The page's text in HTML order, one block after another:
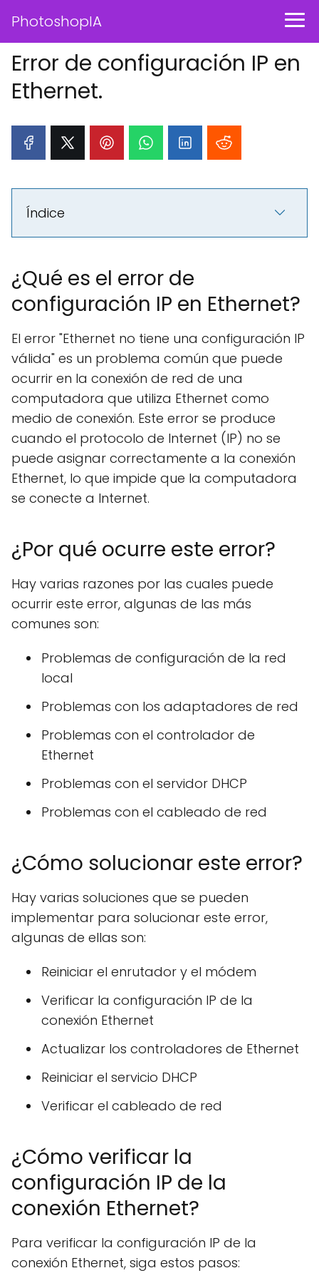
PhotoshopIA
Error de configuración IP en
Ethernet.
Índice
¿Qué es el error de
configuración IP en Ethernet?
El error "Ethernet no tiene una configuración IP
válida" es un problema común que puede
ocurrir en la conexión de red de una
computadora que utiliza Ethernet como
medio de conexión. Este error se produce
cuando el protocolo de Internet (IP) no se
puede asignar correctamente a la conexión
Ethernet, lo que impide que la computadora
se conecte a Internet.
¿Por qué ocurre este error?
Hay varias razones por las cuales puede
ocurrir este error, algunas de las más
comunes son:
Problemas de configuración de la red
local
Problemas con los adaptadores de red
Problemas con el controlador de
Ethernet
Problemas con el servidor DHCP
Problemas con el cableado de red
¿Cómo solucionar este error?
Hay varias soluciones que se pueden
implementar para solucionar este error,
algunas de ellas son:
Reiniciar el enrutador y el módem
Verificar la configuración IP de la
conexión Ethernet
Actualizar los controladores de Ethernet
Reiniciar el servicio DHCP
Verificar el cableado de red
¿Cómo verificar la
configuración IP de la
conexión Ethernet?
Para verificar la configuración IP de la
conexión Ethernet, siga estos pasos: